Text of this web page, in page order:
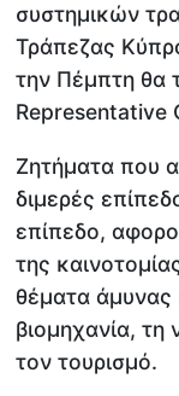
συστημικών
Τράπεζας
την Πέμπτη θα
Representative
Ζητήματα που
διμερές
επίπεδο,
της
θέματα άμυνας
βιομηχανία, τη
τον τουρισμό.